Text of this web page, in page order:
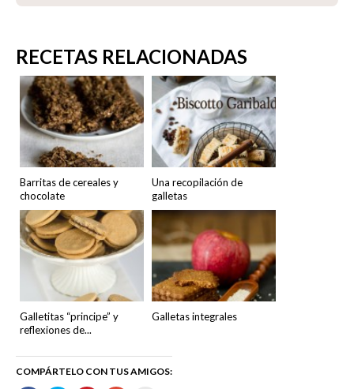
RECETAS RELACIONADAS
Barritas de cereales y
chocolate
Una recopilación de
galletas
Galletitas “principe” y
reflexiones de...
Galletas integrales
COMPÁRTELO CON TUS AMIGOS: